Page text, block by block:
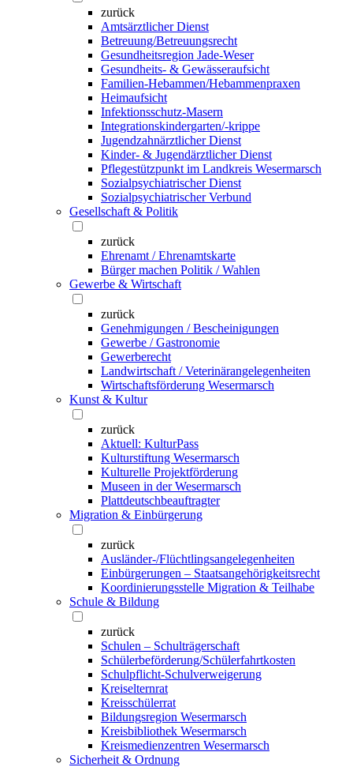
zurück
Amtsärztlicher Dienst
Betreuung/Betreuungsrecht
Gesundheitsregion Jade-Weser
Gesundheits- & Gewässeraufsicht
Familien-Hebammen/Hebammenpraxen
Heimaufsicht
Infektionsschutz-Masern
Integrationskindergarten/-krippe
Jugendzahnärztlicher Dienst
Kinder- & Jugendärztlicher Dienst
Pflegestützpunkt im Landkreis Wesermarsch
Sozialpsychiatrischer Dienst
Sozialpsychiatrischer Verbund
Gesellschaft & Politik
zurück
Ehrenamt / Ehrenamtskarte
Bürger machen Politik / Wahlen
Gewerbe & Wirtschaft
zurück
Genehmigungen / Bescheinigungen
Gewerbe / Gastronomie
Gewerberecht
Landwirtschaft / Veterinärangelegenheiten
Wirtschaftsförderung Wesermarsch
Kunst & Kultur
zurück
Aktuell: KulturPass
Kulturstiftung Wesermarsch
Kulturelle Projektförderung
Museen in der Wesermarsch
Plattdeutschbeauftragter
Migration & Einbürgerung
zurück
Ausländer-/Flüchtlingsangelegenheiten
Einbürgerungen – Staatsangehörigkeitsrecht
Koordinierungsstelle Migration & Teilhabe
Schule & Bildung
zurück
Schulen – Schulträgerschaft
Schülerbeförderung/Schülerfahrtkosten
Schulpflicht-Schulverweigerung
Kreiselternrat
Kreisschülerrat
Bildungsregion Wesermarsch
Kreisbibliothek Wesermarsch
Kreismedienzentren Wesermarsch
Sicherheit & Ordnung